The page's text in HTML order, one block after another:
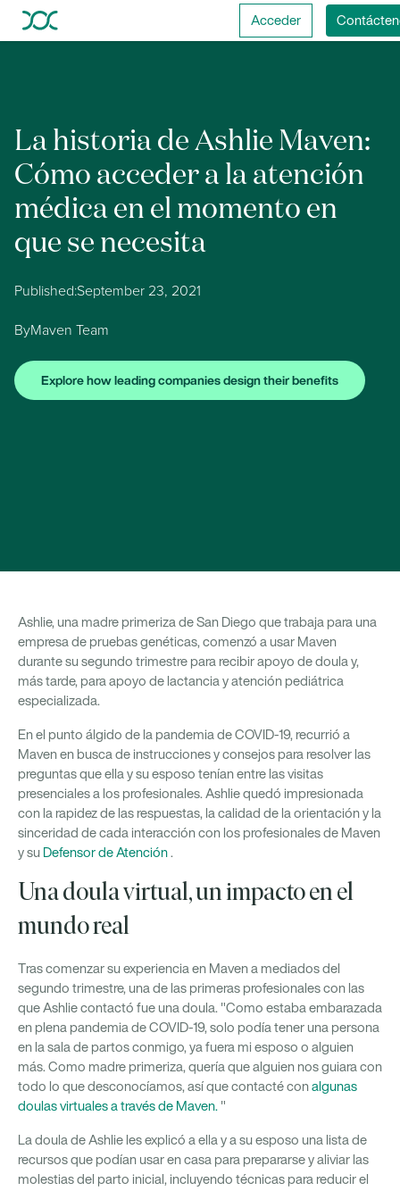
Acceder
La historia de Ashlie Maven:
Cómo acceder a la atención
médica en el momento en
que se necesita
Published:September 23, 2021
ByMaven Team
Explore how leading companies design their benefits
Ashlie, una madre primeriza de San Diego que trabaja para una
empresa de pruebas genéticas, comenzó a usar Maven
durante su segundo trimestre para recibir apoyo de doula y,
más tarde, para apoyo de lactancia y atención pediátrica
especializada.
En el punto álgido de la pandemia de COVID-19, recurrió a
Maven en busca de instrucciones y consejos para resolver las
preguntas que ella y su esposo tenían entre las visitas
presenciales a los profesionales. Ashlie quedó impresionada
con la rapidez de las respuestas, la calidad de la orientación y la
sinceridad de cada interacción con los profesionales de Maven
y su Defensor de Atención.
Una doula virtual, un impacto en el
mundo real
Tras comenzar su experiencia en Maven a mediados del
segundo trimestre, una de las primeras profesionales con las
que Ashlie contactó fue una doula. "Como estaba embarazada
en plena pandemia de COVID-19, solo podía tener una persona
en la sala de partos conmigo, ya fuera mi esposo o alguien
más. Como madre primeriza, quería que alguien nos guiara con
todo lo que desconocíamos, así que contacté conalgunas
doulas virtuales a través de Maven. "
La doula de Ashlie les explicó a ella y a su esposo una lista de
recursos que podían usar en casa para prepararse y aliviar las
molestias del parto inicial, incluyendo técnicas para reducir el